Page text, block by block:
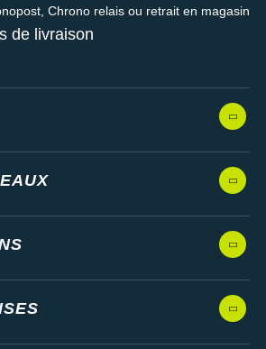
Chrono relais ou retrait en magasin
de livraison